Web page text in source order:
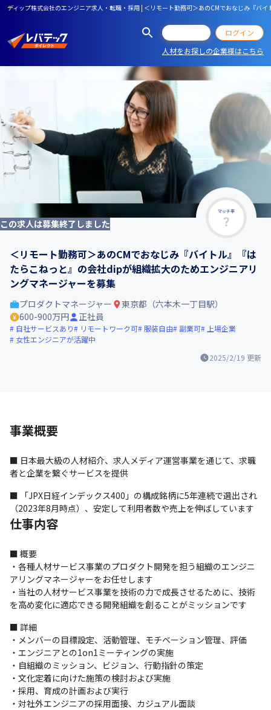
ディップ株式会社のエンジニア求人・転職・採用 | ＜リモート勤務可＞あのCMでおなじみ『
ログイン
人材をお探しの企業様はこちら
マッチ率
この求人は募集終了しました
＜リモート勤務可＞あのCMでおなじみ『バイトル』『は
たらこねっと』の会社dipが組織拡大のためエンジニアリ
ングマネージャーを募集
2025/2/19 更新
プロダクトマネージャー
東京都（六本木一丁目駅）
600-900万円
正社員
自社サービスあり リモートワーク可 服装自由 副業可
上場企業
女性エンジニアが活躍中
事業概要
■ 日本最大級の人材紹介、求人メディア運営事業を通じて、求職
者と企業を繋ぐサービスを提供
■ 「JPX日経インデックス400」の構成銘柄に5年連続で選出され
（2023年8月時点）、安定して利用者数や売上を伸ばしています
仕事内容
■ 概要
・各種人材サービス事業のプロダクト開発を担う組織のエンジニ
アリングマネージャーをお任せします
・当社の人材サービス事業を技術の力で成長させるために、技術
を高め変化に適応できる開発組織を創ることがミッションです
■ 詳細
・メンバーの目標設定、活動管理、モチベーション管理、評価
・エンジニアとの1on1ミーティングの実施
・自組織のミッション、ビジョン、行動指針の策定
・文化定着に向けた施策の検討および実施
・採用、育成の計画および実行
・対社外エンジニアの採用面接、カジュアル面談